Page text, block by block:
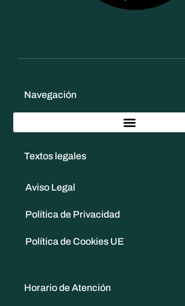
Navegación
Textos legales
Aviso Legal
Política de Privacidad
Política de Cookies UE
Horario de Atención